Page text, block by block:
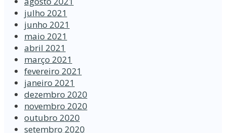
julho 2021
junho 2021
maio 2021
abril 2021
março 2021
fevereiro 2021
janeiro 2021
dezembro 2020
novembro 2020
outubro 2020
setembro 2020